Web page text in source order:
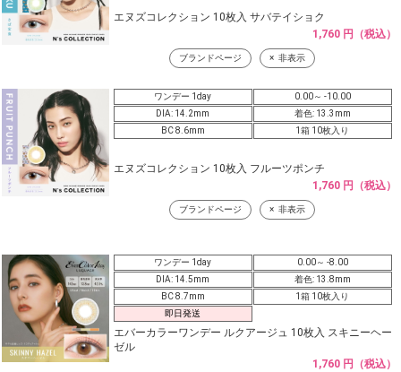
エヌズコレクション 10枚入 サバテイショク
1,760 円（税込）
ブランドページ 非表示
ワンデー 1day
0.00～ -10.00
DIA: 14.2mm
着色: 13.3mm
BC 8.6mm
1箱 10枚入り
エヌズコレクション 10枚入 フルーツポンチ
1,760 円（税込）
ブランドページ 非表示
ワンデー 1day
0.00～ -8.00
DIA: 14.5mm
着色: 13.8mm
BC 8.7mm
1箱 10枚入り
即日発送
エバーカラーワンデー ルクアージュ 10枚入 スキニーヘー
ゼル
1,760 円（税込）